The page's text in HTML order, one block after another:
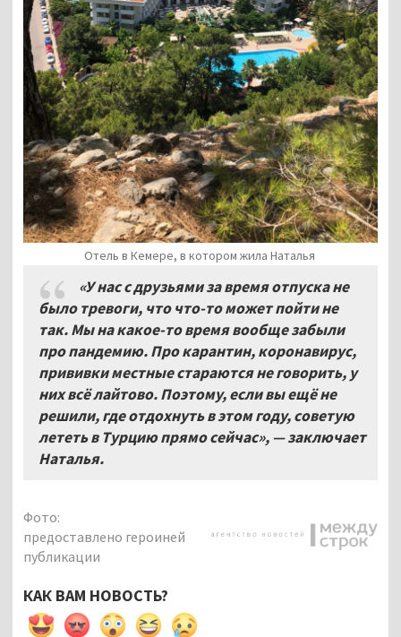
Отель в Кемере, в котором жила Наталья
«У нас с друзьями за время отпуска не
было тревоги, что что-то может пойти не
так. Мы на какое-то время вообще забыли
про пандемию. Про карантин, коронавирус,
прививки местные стараются не говорить, у
них всё лайтово. Поэтому, если вы ещё не
решили, где отдохнуть в этом году, советую
лететь в Турцию прямо сейчас», — заключает
Наталья.
Фото:
предоставлено героиней
публикации
КАК ВАМ НОВОСТЬ?